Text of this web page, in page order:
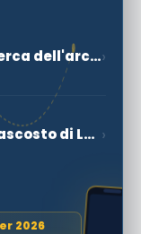
Lalibela, in Etiopia alla ricerca dell'arca perduta›
Bete Giyorgis: L'incanto nascosto di Lalibela ›
2026